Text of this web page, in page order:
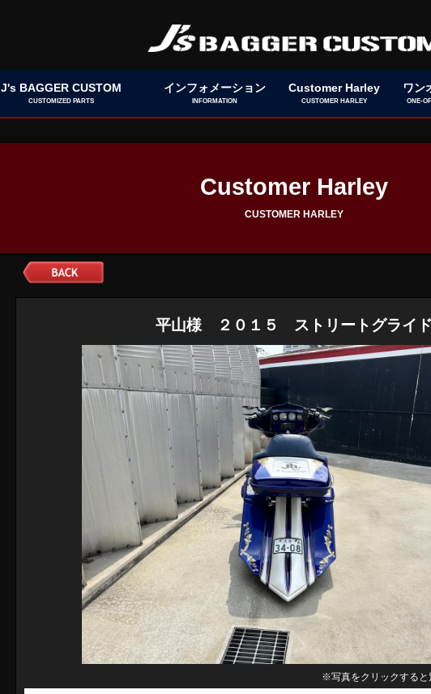
J's BAGGER CUSTOM
CUSTOMIZED PARTS
インフォメーション
INFORMATION
Customer Harley
CUSTOMER HARLEY
ワン
ONE-
Customer Harley
CUSTOMER HARLEY
平山様 ２０１５ ストリートグライド
※写真をクリックすると